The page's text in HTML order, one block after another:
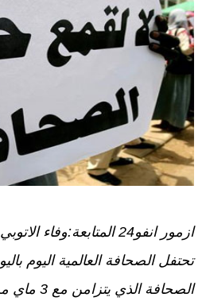
ازمور انفو24 المتابعة:وفاء الاتوبي
تحتفل الصحافة العالمية اليوم
الصحافة